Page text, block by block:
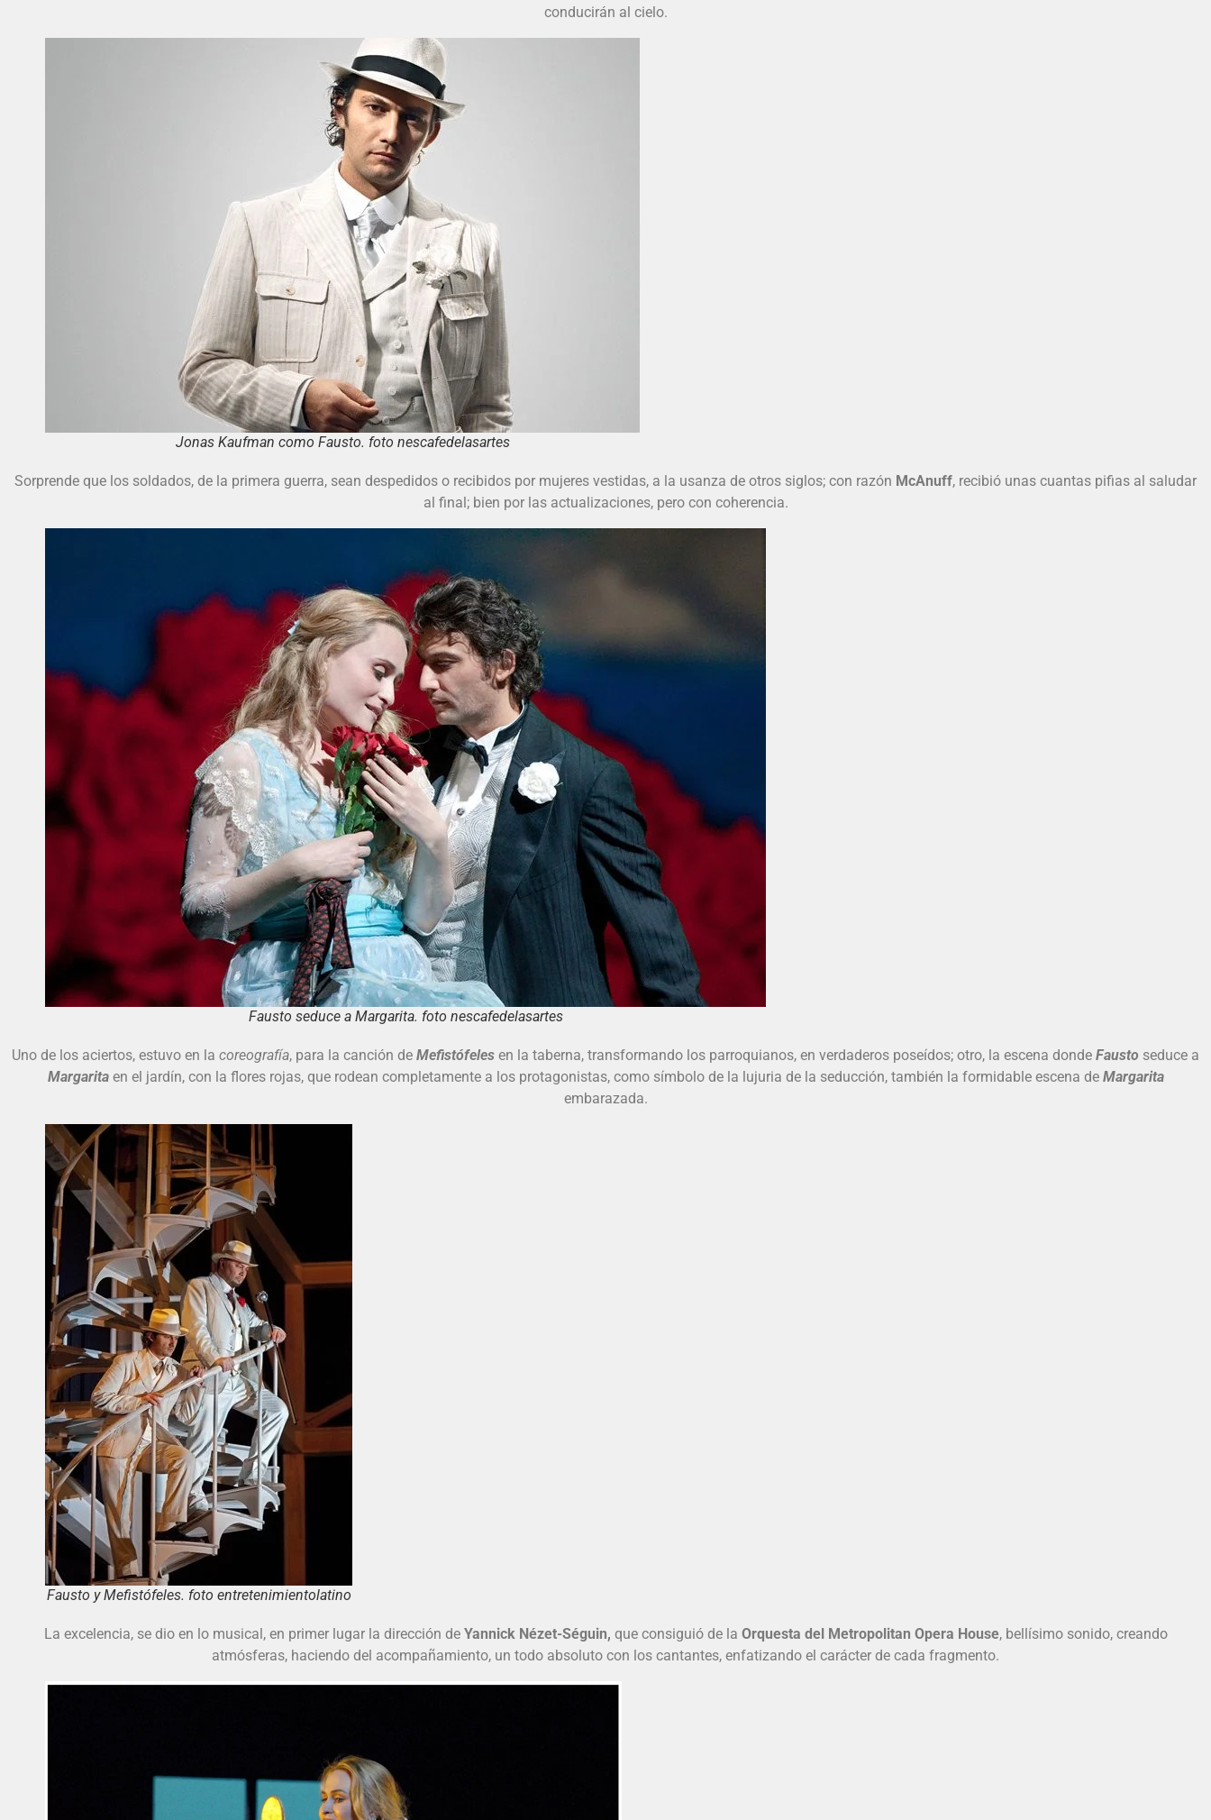
conducirán al cielo.
Jonas Kaufman como Fausto. foto nescafedelasartes
Sorprende que los soldados, de la primera guerra, sean despedidos o recibidos por mujeres vestidas, a la usanza de otros siglos; con razón McAnuff, recibió unas cuantas pifias al saludar
al final; bien por las actualizaciones, pero con coherencia.
Fausto seduce a Margarita. foto nescafedelasartes
Uno de los aciertos, estuvo en la coreografía, para la canción de Mefistófeles en la taberna, transformando los parroquianos, en verdaderos poseídos; otro, la escena donde Fausto seduce a
Margaritaen el jardín, con la flores rojas, que rodean completamente a los protagonistas, como símbolo de la lujuria de la seducción, también la formidable escena de Margarita
embarazada.
Fausto y Mefistófeles. foto entretenimientolatino
La excelencia, se dio en lo musical, en primer lugar la dirección de Yannick Nézet-Séguin, que consiguió de la Orquesta del Metropolitan Opera House, bellísimo sonido, creando
atmósferas, haciendo del acompañamiento, un todo absoluto con los cantantes, enfatizando el carácter de cada fragmento.